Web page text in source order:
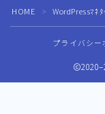
HOME ＞ WordPressﾏﾈﾀ
プライバシー